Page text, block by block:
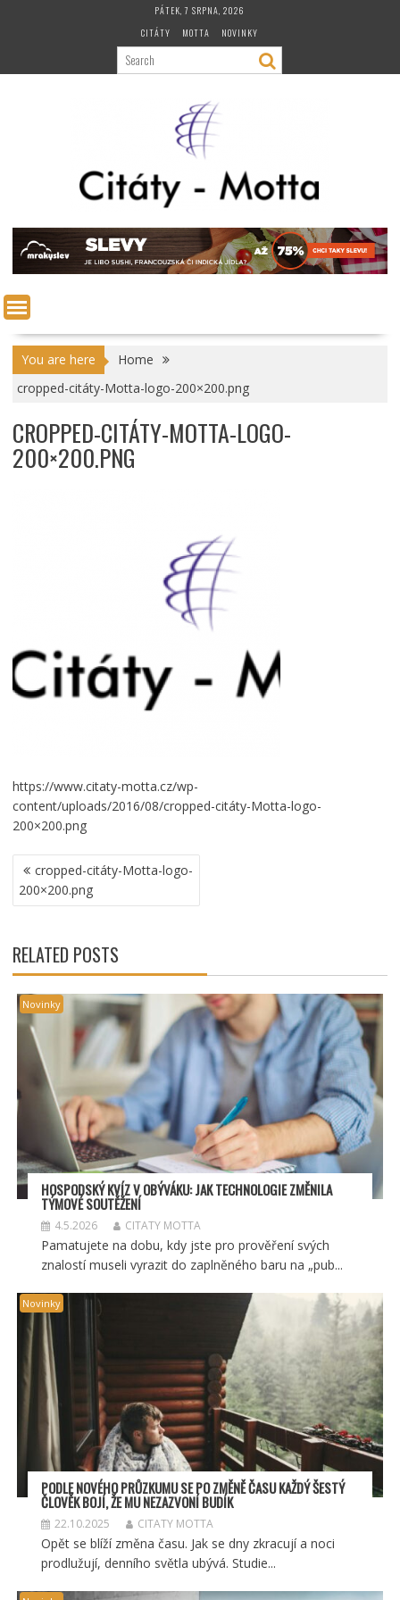
PÁTEK, 7 SRPNA, 2026
CITÁTY
MOTTA NOVINKY
You are here
Home
cropped-citáty-Motta-logo-200×200.png
CROPPED-CITÁTY-MOTTA-LOGO-
200×200.PNG
https://www.citaty-motta.cz/wp-
content/uploads/2016/08/cropped-citáty-Motta-logo-
200×200.png
NAVIGACE
PRO
PŘÍSPĚVEK
cropped-citáty-Motta-logo-
200×200.png
RELATED POSTS
Novinky
HOSPODSKÝKVÍZ V OBÝVÁKU: JAK TECHNOLOGIE ZMĚNILA
TÝMOVÉ SOUTĚŽENÍ
4.5.2026 CITATY MOTTA
Pamatujete na dobu, kdy jste pro prověření svých
znalostí museli vyrazit do zaplněného baru na „pub...
Novinky
PODLE NOVÉHO PRŮZKUMU SE PO ZMĚNĚ ČASU KAŽDÝ ŠESTÝ
ČLOVĚK BOJÍ, ŽE MU NEZAZVONÍ BUDÍK
22.10.2025 CITATY MOTTA
Opět se blíží změna času. Jak se dny zkracují a noci
prodlužují, denního světla ubývá. Studie...